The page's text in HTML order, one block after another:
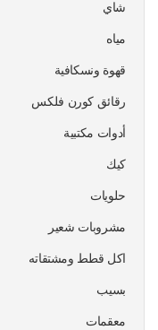
شاي
مياه
قهوة ونسكافية
رقائق كورن فلكس
أدوات مكتبية
كيك
حلويات
مشروبات شعير
اكل قطط ومشتقاته
بسيب
معقمات